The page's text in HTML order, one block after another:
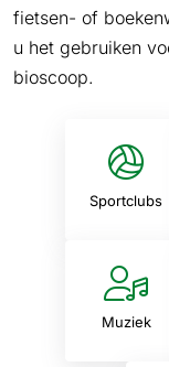
fietsen- of
u het gebruiken
bioscoop.
Sportclubs
Muziek